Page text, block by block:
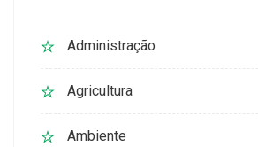
Administração
Agricultura
Ambiente